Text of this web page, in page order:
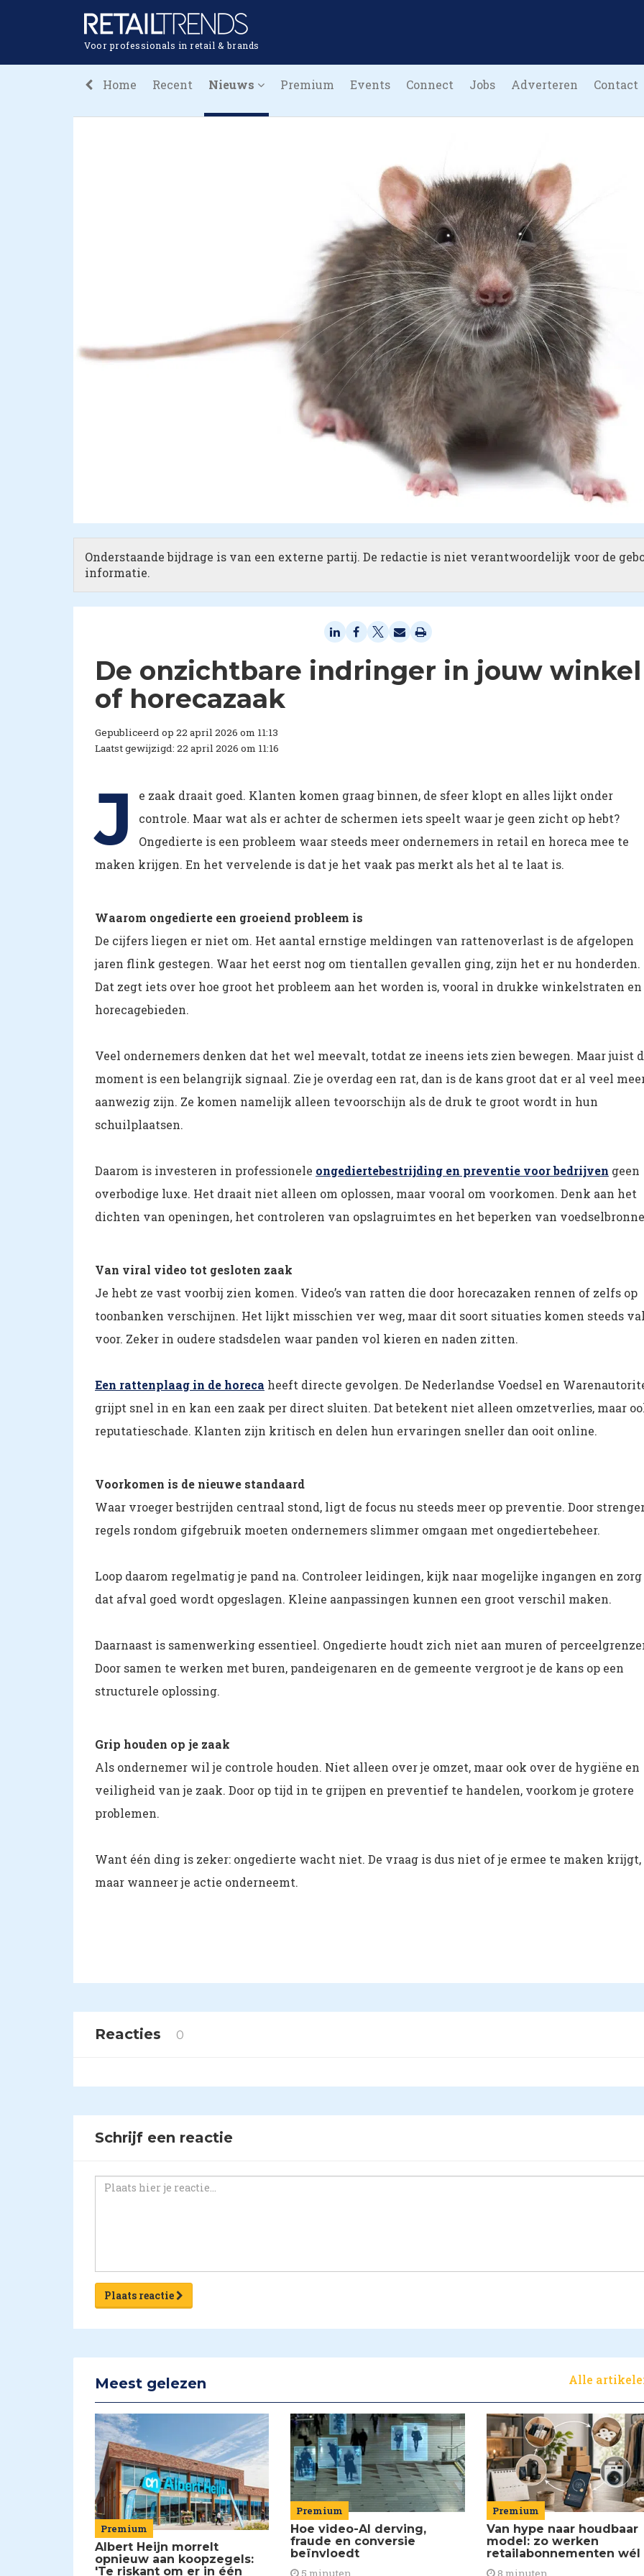
Voor professionals in retail & brands
Home Recent Nieuws Premium Events Connect Jobs Adverteren Contact
Onderstaande bijdrage is van een externe partij. De redactie is niet verantwoordelijk voor de
informatie.
De onzichtbare indringer in jouw winkel
of horecazaak
Gepubliceerd op 22 april 2026 om 11:13
Laatst gewijzigd: 22 april 2026 om 11:16
J
e zaak draait goed. Klanten komen graag binnen, de sfeer klopt en alles lijkt onder
controle. Maar wat als er achter de schermen iets speelt waar je geen zicht op hebt?
Ongedierte is een probleem waar steeds meer ondernemers in retail en horeca mee te
maken krijgen. En het vervelende is dat je het vaak pas merkt als het al te laat is.
Waarom ongedierte een groeiend probleem is
De cijfers liegen er niet om. Het aantal ernstige meldingen van rattenoverlast is de afgelopen
jaren flink gestegen. Waar het eerst nog om tientallen gevallen ging, zijn het er nu honderden.
Dat zegt iets over hoe groot het probleem aan het worden is, vooral in drukke winkelstraten en
horecagebieden.
Veel ondernemers denken dat het wel meevalt, totdat ze ineens iets zien bewegen. Maar juist
moment is een belangrijk signaal. Zie je overdag een rat, dan is de kans groot dat er al veel
aanwezig zijn. Ze komen namelijk alleen tevoorschijn als de druk te groot wordt in hun
schuilplaatsen.
Daarom is investeren in professionele ongediertebestrijding en preventie voor bedrijven geen
overbodige luxe. Het draait niet alleen om oplossen, maar vooral om voorkomen. Denk aan het
dichten van openingen, het controleren van opslagruimtes en het beperken van
Van viral video tot gesloten zaak
Je hebt ze vast voorbij zien komen. Video’s van ratten die door horecazaken rennen of zelfs op
toonbanken verschijnen. Het lijkt misschien ver weg, maar dit soort situaties komen steeds
voor. Zeker in oudere stadsdelen waar panden vol kieren en naden zitten.
Een rattenplaag in de horeca heeft directe gevolgen. De Nederlandse Voedsel en
grijpt snel in en kan een zaak per direct sluiten. Dat betekent niet alleen omzetverlies, maar
reputatieschade. Klanten zijn kritisch en delen hun ervaringen sneller dan ooit online.
Voorkomen is de nieuwe standaard
Waar vroeger bestrijden centraal stond, ligt de focus nu steeds meer op preventie. Door
regels rondom gifgebruik moeten ondernemers slimmer omgaan met ongediertebeheer.
Loop daarom regelmatig je pand na. Controleer leidingen, kijk naar mogelijke ingangen en zorg
dat afval goed wordt opgeslagen. Kleine aanpassingen kunnen een groot verschil maken.
Daarnaast is samenwerking essentieel. Ongedierte houdt zich niet aan muren of
Door samen te werken met buren, pandeigenaren en de gemeente vergroot je de kans op een
structurele oplossing.
Grip houden op je zaak
Als ondernemer wil je controle houden. Niet alleen over je omzet, maar ook over de hygiëne en
veiligheid van je zaak. Door op tijd in te grijpen en preventief te handelen, voorkom je grotere
problemen.
Want één ding is zeker: ongedierte wacht niet. De vraag is dus niet of je ermee te maken krijgt,
maar wanneer je actie onderneemt.
Reacties 0
Schrijf een reactie
Plaats reactie
Meest gelezen Alle
Premium
Albert Heijn morrelt
opnieuw aan koopzegels:
'Te riskant om er in één
Premium
Hoe video-AI derving,
fraude en conversie
beïnvloedt
5 minuten
Premium
Van hype naar houdbaar
model: zo werken
retailabonnementen wél
8 minuten